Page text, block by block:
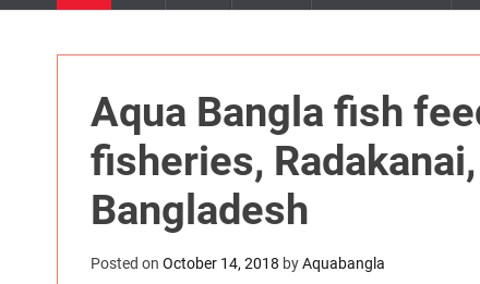
n
Aqua Bangla fish
fisheries,
Bangladesh
Posted on October 14, 2018 byAquabangla